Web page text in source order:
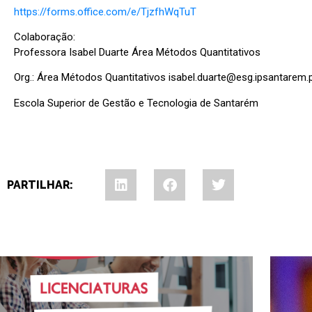
https://forms.office.com/e/TjzfhWqTuT
Colaboração:
Professora Isabel Duarte Área Métodos Quantitativos
Org.: Área Métodos Quantitativos
Escola Superior de Gestão e Tecnologia de Santarém
PARTILHAR: